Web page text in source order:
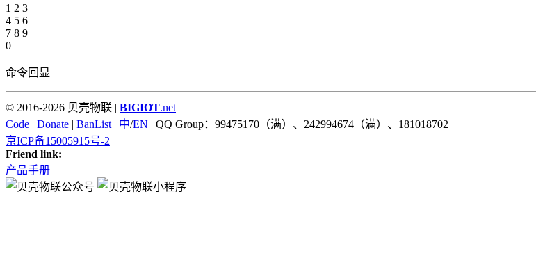
1 2 3
4 5 6
7 8 9
0
命令回显
© 2016-2026 贝壳物联 | BIGIOT.net
Code | Donate | BanList | 中/EN | QQ Group：99475170（满）、242994674（满）、181018702
京ICP备15005915号-2
Friend link:
产品手册